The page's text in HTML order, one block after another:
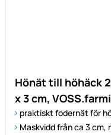
Hönät till höhäck
x 3 cm,
praktiskt fodernät för
Maskvidd från ca 3 cm,